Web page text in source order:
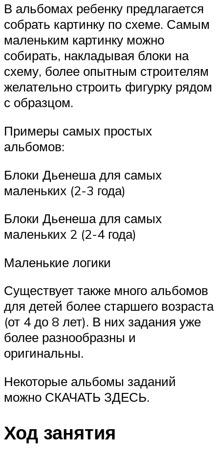
В альбомах ребенку предлагается
собрать картинку по схеме. Самым
маленьким картинку можно
собирать, накладывая блоки на
схему, более опытным строителям
желательно строить фигурку рядом
с образцом.
Примеры самых простых
альбомов:
Блоки Дьенеша для самых
маленьких (2-3 года)
Блоки Дьенеша для самых
маленьких 2 (2-4 года)
Маленькие логики
Существует также много альбомов
для детей более старшего возраста
(от 4 до 8 лет). В них задания уже
более разнообразны и
оригинальны.
Некоторые альбомы заданий
можно СКАЧАТЬ ЗДЕСЬ.
Ход занятия